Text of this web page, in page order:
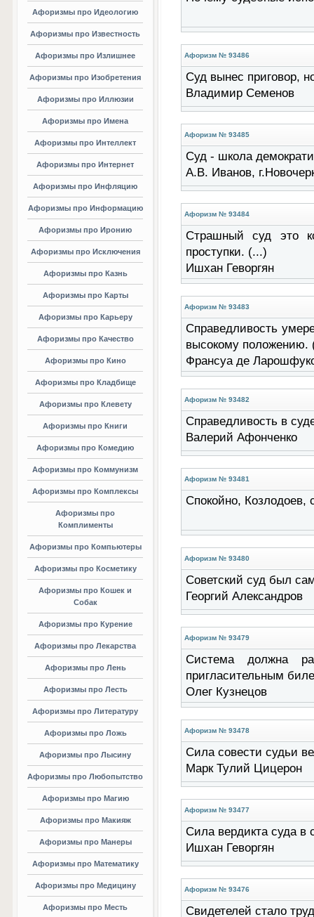
Афоризмы про Идеологию
Афоризмы про Известность
Афоризмы про Излишнее
Афоризмы про Изобретения
Афоризмы про Иллюзии
Афоризмы про Имена
Афоризмы про Интеллект
Афоризмы про Интернет
Афоризмы про Инфляцию
Афоризмы про Информацию
Афоризмы про Иронию
Афоризмы про Исключения
Афоризмы про Казнь
Афоризмы про Карты
Афоризмы про Карьеру
Афоризмы про Качество
Афоризмы про Кино
Афоризмы про Кладбище
Афоризмы про Клевету
Афоризмы про Книги
Афоризмы про Комедию
Афоризмы про Коммунизм
Афоризмы про Комплексы
Афоризмы про
Комплименты
Афоризмы про Компьютеры
Афоризмы про Косметику
Афоризмы про Кошек и
Собак
Афоризмы про Курение
Афоризмы про Лекарства
Афоризмы про Лень
Афоризмы про Лесть
Афоризмы про Литературу
Афоризмы про Ложь
Афоризмы про Лысину
Афоризмы про Любопытство
Афоризмы про Магию
Афоризмы про Макияж
Афоризмы про Манеры
Афоризмы про Математику
Афоризмы про Медицину
Афоризмы про Месть
Афоризм № 93486
Суд вынес приговор,
Владимир Семенов
Афоризм № 93485
Суд - школа
А.В. Иванов,
Афоризм № 93484
Страшный суд это
проступки. (...)
Ишхан Геворгян
Афоризм № 93483
Справедливость
высокому положению.
Франсуа де
Афоризм № 93482
Справедливость в
Валерий Афонченко
Афоризм № 93481
Спокойно, Козлодоев,
Афоризм № 93480
Советский суд был
Георгий Александров
Афоризм № 93479
Система должна
пригласительным
Олег Кузнецов
Афоризм № 93478
Сила совести судьи
Марк Тулий Цицерон
Афоризм № 93477
Сила вердикта суда в
Ишхан Геворгян
Афоризм № 93476
Свидетелей стало